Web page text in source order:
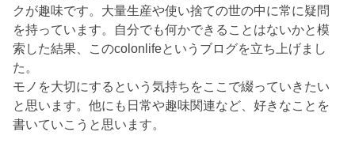
クが趣味です。大量生産や使い捨ての世の中に常に疑問
を持っています。自分でも何かできることはないかと模
索した結果、このcolonlifeというブログを立ち上げまし
た。
モノを大切にするという気持ちをここで綴っていきたい
と思います。他にも日常や趣味関連など、好きなことを
書いていこうと思います。